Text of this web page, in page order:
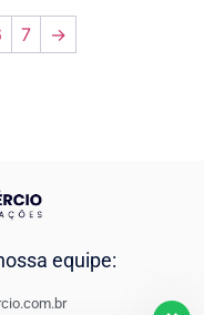
7 →
equipe: